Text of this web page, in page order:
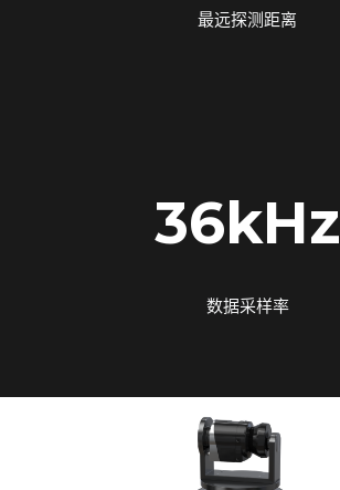
最远探测距离
36kHz
数据采样率